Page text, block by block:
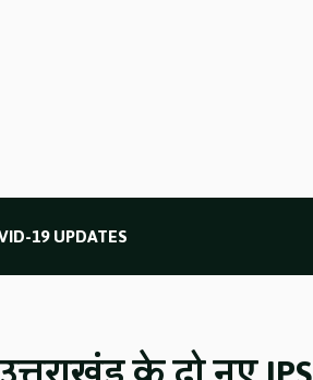
19 UPDATES